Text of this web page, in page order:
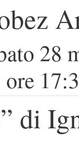
28
ore
di